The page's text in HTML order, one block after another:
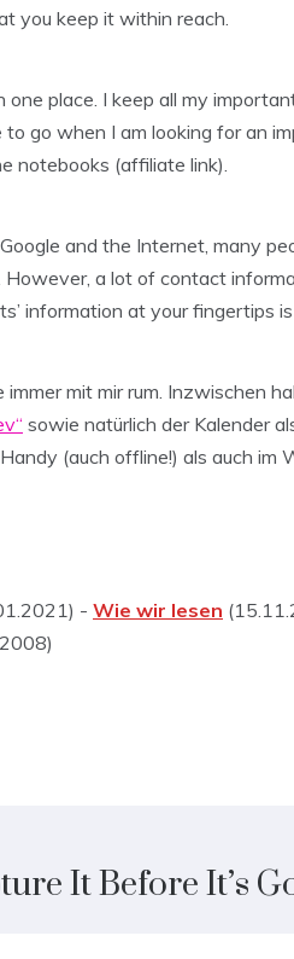
you keep it within reach.
one place. I keep all my
go when I am looking for an
notebooks (affiliate link).
and the Internet, many
a lot of contact
information at your fingertips
mit mir rum. Inzwischen
sowie natürlich der Kalender
(auch offline!) als auch im
- Wie wir lesen
It Before It’s